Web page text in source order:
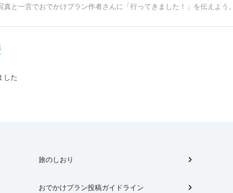
真と一言でおでかけプラン作者さんに「行ってきました！」を伝えよう。
した
旅のしおり
おでかけプラン投稿ガイドライン